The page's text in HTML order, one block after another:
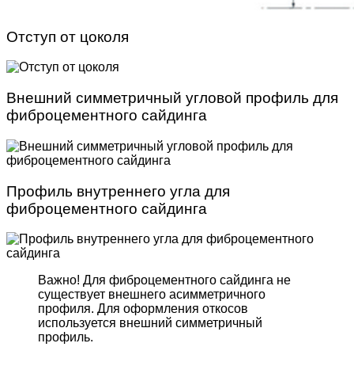
Отступ от цоколя
Внешний симметричный угловой профиль для
фиброцементного сайдинга
Профиль внутреннего угла для
фиброцементного сайдинга
Важно! Для фиброцемент­ного сайдинга не
существует внешнего асимметрич­ного
профиля. Для оформле­ния откосов
используется внешний симметричный
профиль.